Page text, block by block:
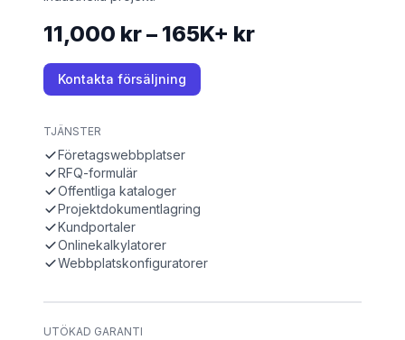
11,000 kr – 165K+ kr
Kontakta försäljning
TJÄNSTER
Företagswebbplatser
RFQ-formulär
Offentliga kataloger
Projektdokumentlagring
Kundportaler
Onlinekalkylatorer
Webbplatskonfiguratorer
UTÖKAD GARANTI